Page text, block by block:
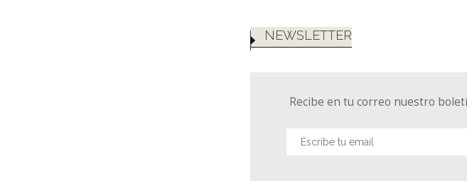
NEWSLETTER
Recibe en tu correo nuestro